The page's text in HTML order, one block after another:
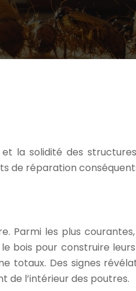
la solidité des
réparation
Parmi les plus
bois pour construire
totaux. Des signes
de l’intérieur des poutres.